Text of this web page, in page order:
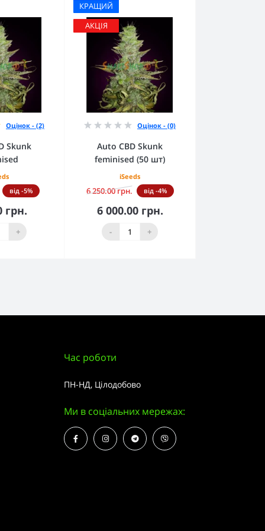
Оцінок - (2)
Skunk
від -5%
грн.
+
КРАЩИЙ
АКЦІЯ
Оцінок - (0)
Auto CBD Skunk
feminised (50 шт)
iSeeds
6 250.00 грн. від -4%
6 000.00 грн.
- +
До кошика
Час роботи
ПН-НД, Цілодобово
Ми в соціальних мережах: